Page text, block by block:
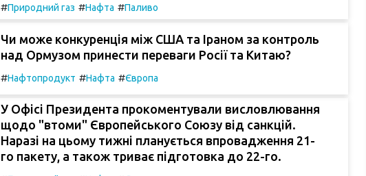
#Природний газ #Нафта #Паливо
Чи може конкуренція між США та Іраном за контроль
над Ормузом принести переваги Росії та Китаю?
#Нафтопродукт #Нафта #Європа
У Офісі Президента прокоментували висловлювання
щодо "втоми" Європейського Союзу від санкцій.
Наразі на цьому тижні планується впровадження 21-
го пакету, а також триває підготовка до 22-го.